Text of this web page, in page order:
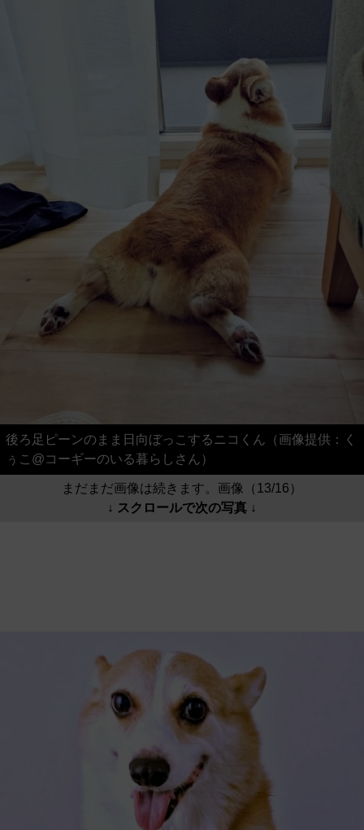
後ろ足ピーンのまま日向ぼっこするニコくん（画像提供：く
ぅこ@コーギーのいる暮らしさん）
まだまだ画像は続きます。画像（13/16）
↓ スクロールで次の写真 ↓